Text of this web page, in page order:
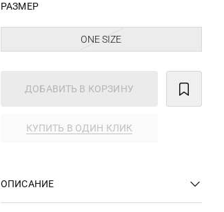
РАЗМЕР
ONE SIZE
ДОБАВИТЬ В КОРЗИНУ
КУПИТЬ В ОДИН КЛИК
ОПИСАНИЕ